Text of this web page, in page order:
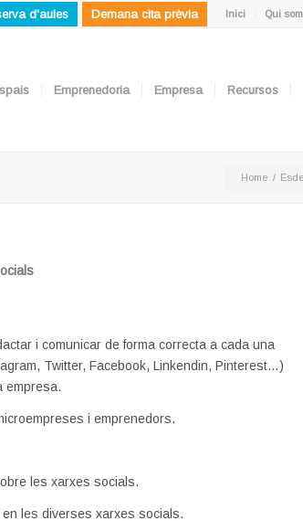
Inici Qui som
d'aules Demana cita prèvia
Emprenedoria Empresa Recursos
Home /
i comunicar de forma correcta a cada una
Twitter, Facebook, Linkendin, Pinterest…)
empresa.
i emprenedors.
les xarxes socials.
les diverses xarxes socials.